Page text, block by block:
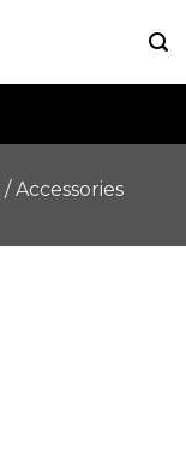
/Accessories